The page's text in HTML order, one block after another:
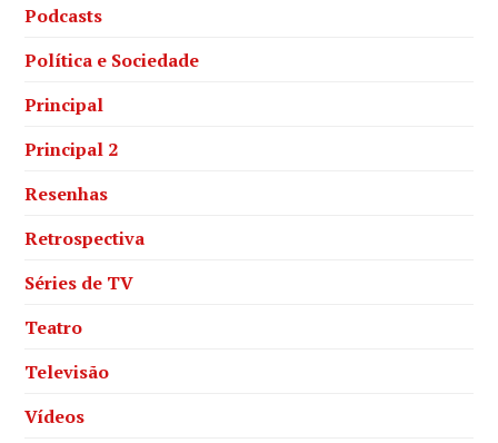
Podcasts
Política e Sociedade
Principal
Principal 2
Resenhas
Retrospectiva
Séries de TV
Teatro
Televisão
Vídeos